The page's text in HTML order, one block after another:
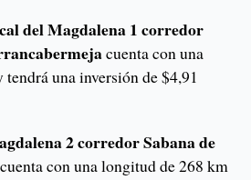
del Magdalena 1 corredor
cuenta con una
una inversión de $4,91
2 corredor Sabana de
cuenta con una longitud de 268 km